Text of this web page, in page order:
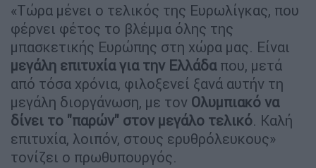
«Τώρα μένει ο τελικός της Ευρωλίγκας, που
φέρνει φέτος το βλέμμα όλης της
μπασκετικής Ευρώπης στη χώρα μας. Είναι
μεγάλη επιτυχία για την Ελλάδαπου, μετά
από τόσα χρόνια, φιλοξενεί ξανά αυτήν τη
μεγάλη διοργάνωση, με τον Ολυμπιακό να
δίνει το "παρών" στον μεγάλο τελικό. Καλή
επιτυχία, λοιπόν, στους ερυθρόλευκους»
τονίζει ο πρωθυπουργός.